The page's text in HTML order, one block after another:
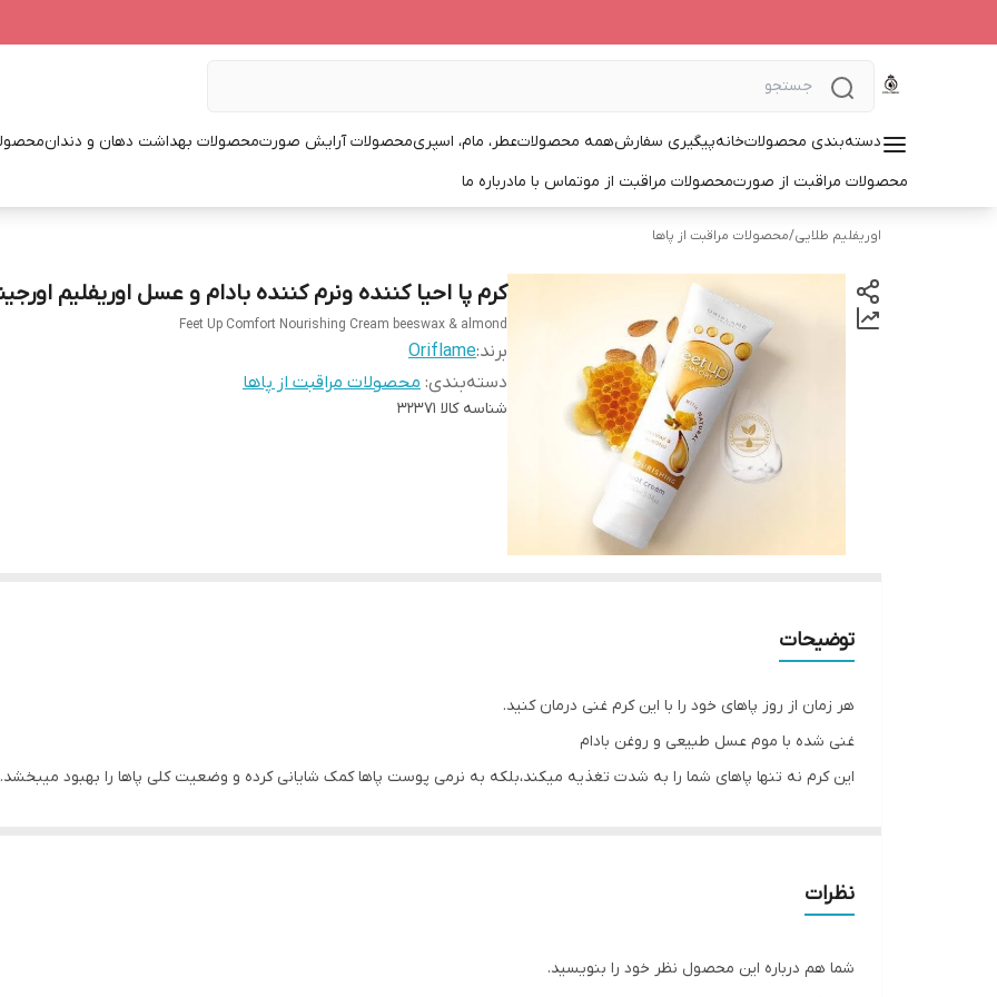
دسته‌بندی محصولاتخانهپیگیری سفارشهمه محصولاتعطر، مام، اسپریمحصولات آرایش صورتمحصولات بهداشت دهان و دندان
محصولات مراقبت از صورتمحصولات مراقبت از موتماس با مادرباره ما
اوریفلیم طلایی/محصولات مراقبت از پاها
کرم پا احیا کننده ونرم کننده بادام و عسل اوریفلیم
Feet Up Comfort Nourishing Cream beeswax & almond
برند:Oriflame
دسته‌بندی: محصولات مراقبت از پاها
شناسه کالا 32371
توضیحات
هر زمان از روز پاهای خود را با این کرم غنی درمان کنید.
غنی شده با موم عسل طبیعی و روغن بادام
این کرم نه تنها پاهای شما را به شدت تغذیه میکند،بلکه به نرمی پوست پاها کمک شایانی کرده و وضعیت کلی پاها را بهبود میبخشد.
نظرات
شما هم درباره این محصول نظر خود را بنویسید.